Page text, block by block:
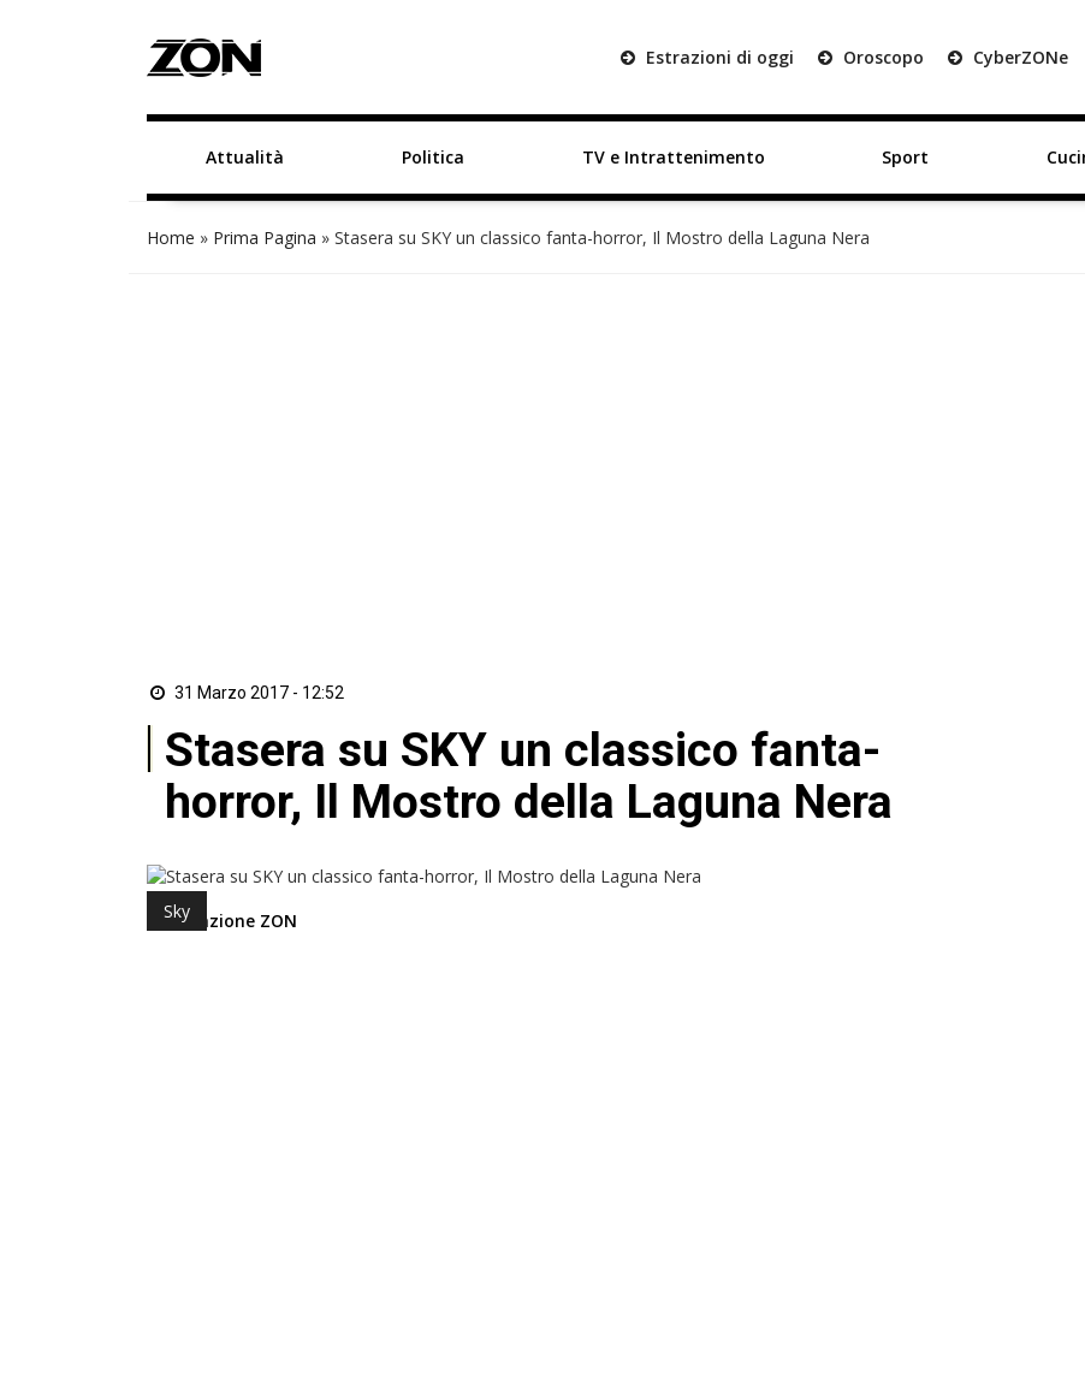
Estrazioni di oggi Oroscopo CyberZONe
Attualità Politica TV e Intrattenimento Sport
Home » Prima Pagina » Stasera su SKY un classico fanta-horror, Il Mostro della Laguna Nera
31 Marzo 2017 - 12:52
Stasera su SKY un classico fanta-
horror, Il Mostro della Laguna Nera
Sky
di Redazione ZON